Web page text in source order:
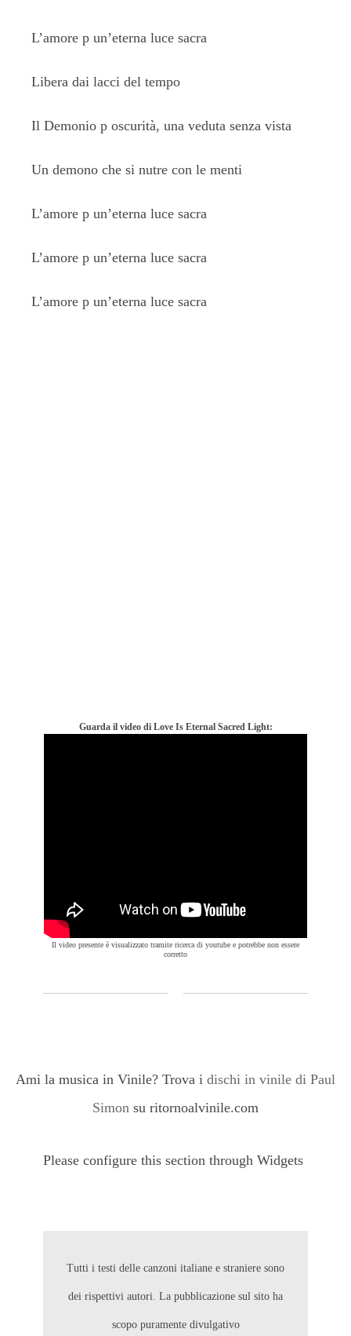
L’amore p un’eterna luce sacra
Libera dai lacci del tempo
Il Demonio p oscurità, una veduta senza vista
Un demono che si nutre con le menti
L’amore p un’eterna luce sacra
L’amore p un’eterna luce sacra
L’amore p un’eterna luce sacra
Guarda il video di Love Is Eternal Sacred Light:
Il video presente è visualizzato tramite ricerca di youtube e potrebbe non essere
corretto
Ami la musica in Vinile? Trova i dischi in vinile di Paul
Simon su ritornoalvinile.com
Please configure this section through Widgets
Tutti i testi delle canzoni italiane e straniere sono
dei rispettivi autori. La pubblicazione sul sito ha
scopo puramente divulgativo